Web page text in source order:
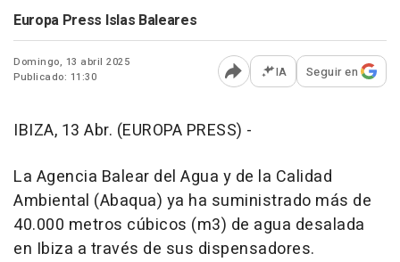
Europa Press Islas Baleares
Domingo, 13 abril 2025
Publicado: 11:30
Abrir opciones para
IA Seguir en
IBIZA, 13 Abr. (EUROPA PRESS) -
La Agencia Balear del Agua y de la Calidad
Ambiental (Abaqua) ya ha suministrado más de
40.000 metros cúbicos (m3) de agua desalada
en Ibiza a través de sus dispensadores.